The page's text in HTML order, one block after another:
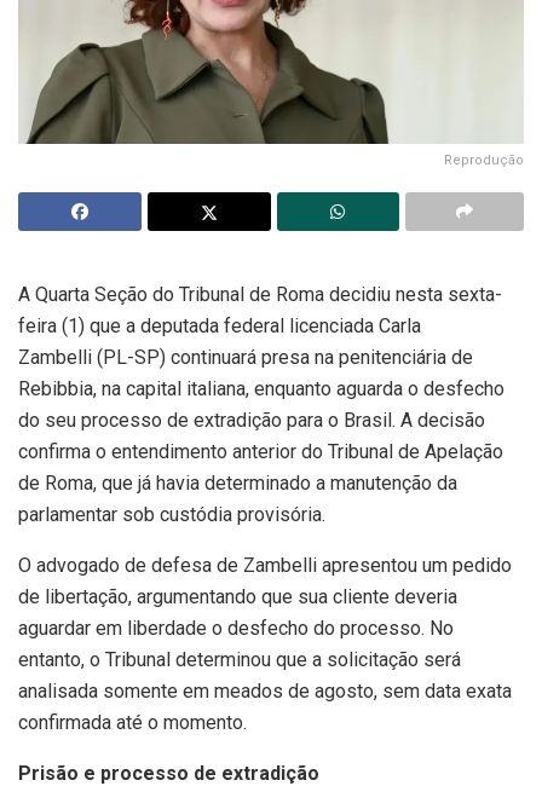
Reprodução
A Quarta Seção do Tribunal de Roma decidiu nesta sexta-
feira (1) que a deputada federal licenciada Carla
Zambelli (PL-SP) continuará presa na penitenciária de
Rebibbia, na capital italiana, enquanto aguarda o desfecho
do seu processo de extradição para o Brasil. A decisão
confirma o entendimento anterior do Tribunal de Apelação
de Roma, que já havia determinado a manutenção da
parlamentar sob custódia provisória.
O advogado de defesa de Zambelli apresentou um pedido
de libertação, argumentando que sua cliente deveria
aguardar em liberdade o desfecho do processo. No
entanto, o Tribunal determinou que a solicitação será
analisada somente em meados de agosto, sem data exata
confirmada até o momento.
Prisão e processo de extradição